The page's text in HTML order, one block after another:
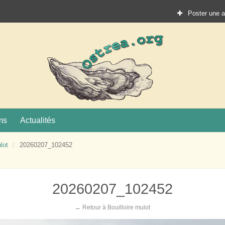
Poster une
Actualités
20260207_102452
20260207_102452
← Retour à Bouilloire mulot